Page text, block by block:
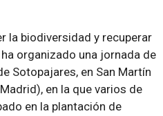
la biodiversidad y recuperar
organizado una jornada de
Sotopajares, en San Martín
en la que varios de
en la plantación de